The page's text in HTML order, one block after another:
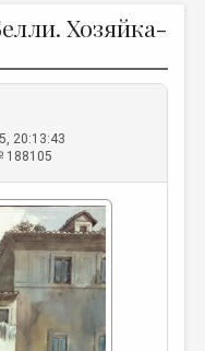
Хозяйка-
20:13:43
188105